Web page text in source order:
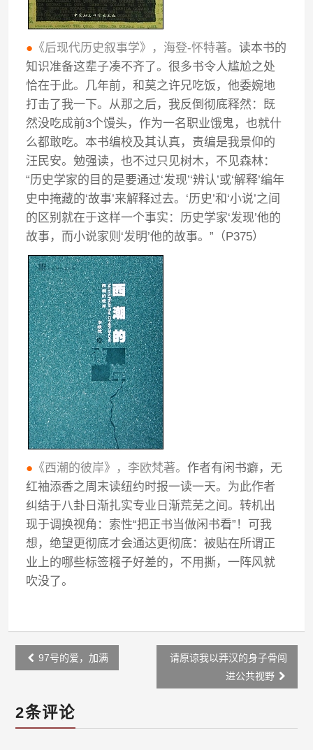
● 《后现代历史叙事学》，海登-怀特著。读本书的
知识准备这辈子凑不齐了。很多书令人尴尬之处
恰在于此。几年前，和莫之许兄吃饭，他委婉地
打击了我一下。从那之后，我反倒彻底释然：既
然没吃成前3个馒头，作为一名职业饿鬼，也就什
么都敢吃。本书编校及其认真，责编是我景仰的
汪民安。勉强读，也不过只见树木，不见森林：
“历史学家的目的是要通过‘发现’‘辨认’或‘解释’编年
史中掩藏的‘故事’来解释过去。‘历史’和‘小说’之间
的区别就在于这样一个事实：历史学家‘发现’他的
故事，而小说家则‘发明’他的故事。”（P375）
● 《西潮的彼岸》，李欧梵著。作者有闲书癖，无
红袖添香之周末读纽约时报一读一天。为此作者
纠结于八卦日渐扎实专业日渐荒芜之间。转机出
现于调换视角：索性“把正书当做闲书看”！可我
想，绝望更彻底才会通达更彻底：被贴在所谓正
业上的哪些标签糨子好差的，不用撕，一阵风就
吹没了。
Post
navigation
97号的爱，加满
请原谅我以莽汉的身子骨闯
进公共视野
2条评论